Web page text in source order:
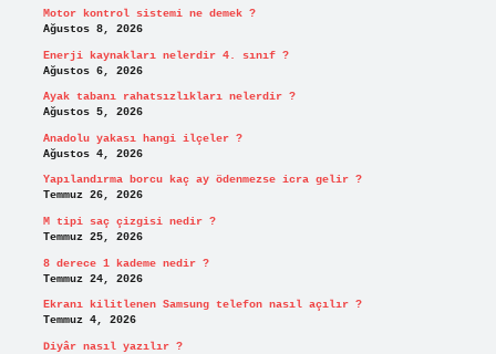
Motor kontrol sistemi ne demek ?
Ağustos 8, 2026
Enerji kaynakları nelerdir 4. sınıf ?
Ağustos 6, 2026
Ayak tabanı rahatsızlıkları nelerdir ?
Ağustos 5, 2026
Anadolu yakası hangi ilçeler ?
Ağustos 4, 2026
Yapılandırma borcu kaç ay ödenmezse icra gelir ?
Temmuz 26, 2026
M tipi saç çizgisi nedir ?
Temmuz 25, 2026
8 derece 1 kademe nedir ?
Temmuz 24, 2026
Ekranı kilitlenen Samsung telefon nasıl açılır ?
Temmuz 4, 2026
Diyâr nasıl yazılır ?